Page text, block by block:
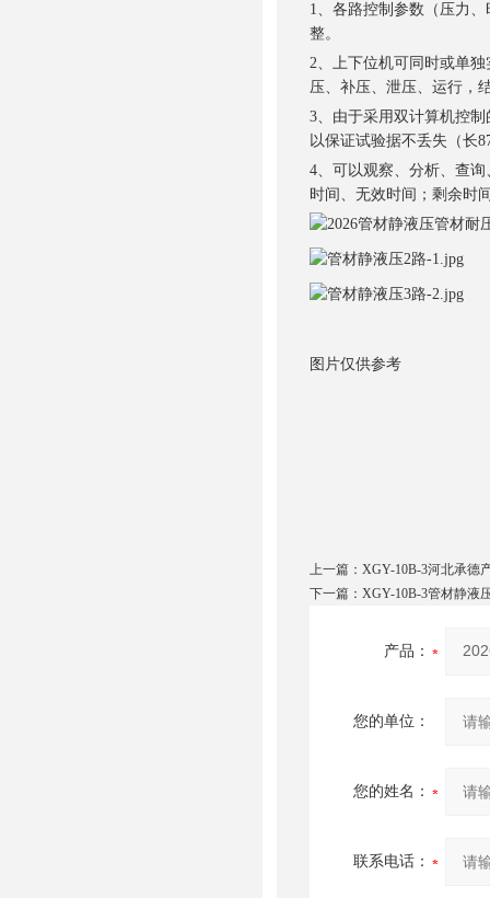
1、各路控制参数（压力
整。
2、上下位机可同时或单
压、补压、泄压、运行，
3、由于采用双计算机控
以保证试验据不丢失（长
4、可以观察、分析、查
时间、无效时间；剩余时
图片仅供参考
上一篇： XGY-10B-3河北承德
下一篇： XGY-10B-3管材静液
产品：
您的单位：
您的姓名：
联系电话：